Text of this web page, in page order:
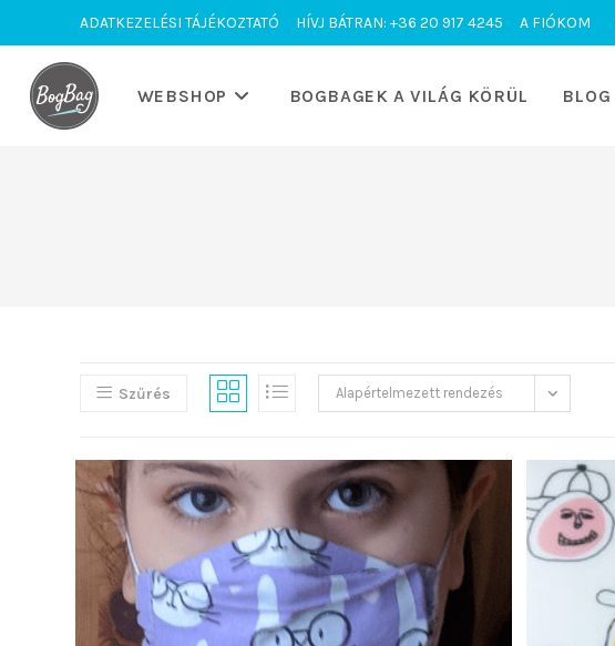
content
ADATKEZELÉSI TÁJÉKOZTATÓ HÍVJ BÁTRAN: +36 20 917 4245 A FIÓKOM
WEBSHOP BOGBAGEK A VILÁG KÖRÜL BLOG
Szűrés Alapértelmezett rendezés